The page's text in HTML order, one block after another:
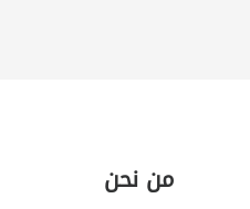
من نحن